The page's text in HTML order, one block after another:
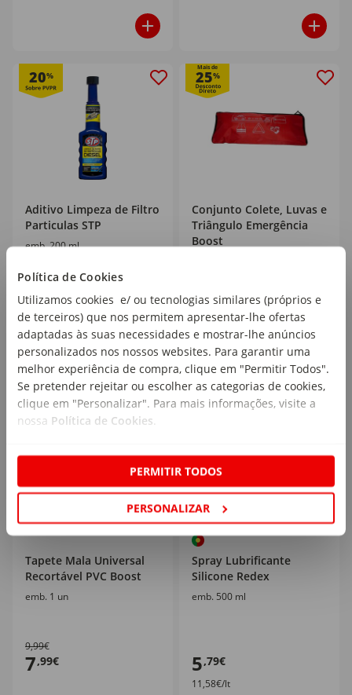
Política de Cookies
Utilizamos cookies e/ ou tecnologias similares (próprios e
de terceiros) que nos permitem apresentar-lhe ofertas
adaptadas às suas necessidades e mostrar-lhe anúncios
personalizados nos nossos websites. Para garantir uma
melhor experiência de compra, clique em "Permitir Todos".
Se pretender rejeitar ou escolher as categorias de cookies,
clique em "Personalizar". Para mais informações, visite a
nossa Política de Cookies.
PERMITIR TODOS
PERSONALIZAR
20%
Aditivo Limpeza de Filtro
Particulas STP
emb. 200 ml
PVPR14,99€
11 ,99€
59,95€/lt
Mais de
25%
Conjunto Colete, Luvas e
Triângulo Emergência
Boost
13,99€
9
20%
Tapete Mala Universal
Recortável PVC Boost
emb. 1 un
9,99€
7,99€
Spray Lubrificante
Silicone Redex
emb. 500 ml
5,79€
11,58€/lt